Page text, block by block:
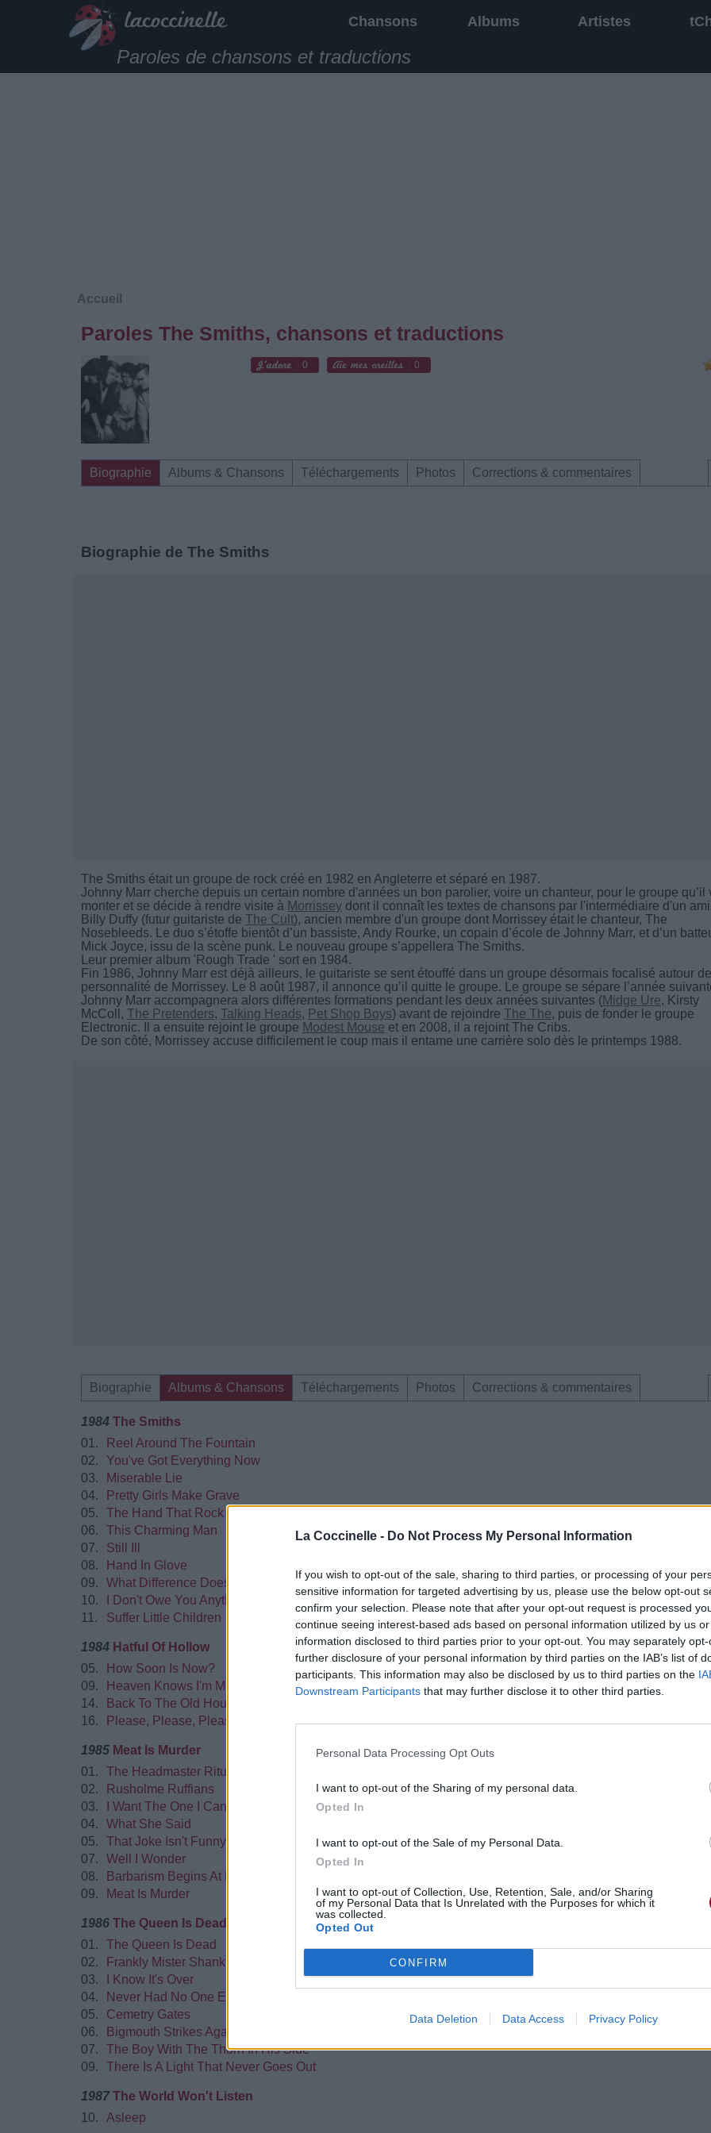
La Coccinelle - Do Not Process My Personal Information
If you wish to opt-out of the sale, sharing to third parties, or processing of your
sensitive information for targeted advertising by us, please use the below opt-out
confirm your selection. Please note that after your opt-out request is processed
continue seeing interest-based ads based on personal information utilized by us
information disclosed to third parties prior to your opt-out. You may separately
further disclosure of your personal information by third parties on the IAB’s list of
participants. This information may also be disclosed by us to third parties on the
Downstream Participants that may further disclose it to other third parties.
Personal Data Processing Opt Outs
I want to opt-out of the Sharing of my personal data.
Opted In
I want to opt-out of the Sale of my Personal Data.
Opted In
I want to opt-out of Collection, Use, Retention, Sale, and/or Sharing
of my Personal Data that Is Unrelated with the Purposes for which it
was collected.
Opted Out
CONFIRM
Data Deletion Data Access Privacy Policy
Chansons Albums Artistes
Paroles de chansons et traductions
Accueil
Paroles The Smiths, chansons et traductions
0 0
Biographie Albums & Chansons Téléchargements Photos Corrections & commentaires
Biographie de The Smiths
The Smiths était un groupe de rock créé en 1982 en Angleterre et séparé en 1987.
Johnny Marr cherche depuis un certain nombre d'années un bon parolier, voire un chanteur, pour le groupe qu’il
monter et se décide à rendre visite à Morrissey dont il connaît les textes de chansons par l'intermédiaire d'un
Billy Duffy (futur guitariste de The Cult), ancien membre d'un groupe dont Morrissey était le chanteur, The
Nosebleeds. Le duo s’étoffe bientôt d’un bassiste, Andy Rourke, un copain d’école de Johnny Marr, et d’un
Mick Joyce, issu de la scène punk. Le nouveau groupe s’appellera The Smiths.
Leur premier album 'Rough Trade ' sort en 1984.
Fin 1986, Johnny Marr est déjà ailleurs, le guitariste se sent étouffé dans un groupe désormais focalisé autour
personnalité de Morrissey. Le 8 août 1987, il annonce qu’il quitte le groupe. Le groupe se sépare l’année
Johnny Marr accompagnera alors différentes formations pendant les deux années suivantes (Midge Ure, Kirsty
McColl, The Pretenders, Talking Heads, Pet Shop Boys) avant de rejoindre The The, puis de fonder le groupe
Electronic. Il a ensuite rejoint le groupe Modest Mouse et en 2008, il a rejoint The Cribs.
De son côté, Morrissey accuse difficilement le coup mais il entame une carrière solo dès le printemps 1988.
Biographie Albums & Chansons Téléchargements Photos Corrections & commentaires
1984 The Smiths
01.
Reel Around The Fountain
02.
You've Got Everything Now
03.
Miserable Lie
04.
Pretty Girls Make Grave
05.
The Hand That Rock The Cradle
06.
This Charming Man
07.
Still Ill
08.
Hand In Glove
09.
What Difference Does It Make?
10.
I Don't Owe You Anything
11.
Suffer Little Children
1984 Hatful Of Hollow
05.
How Soon Is Now?
09.
Heaven Knows I'm Miserable Now
14.
Back To The Old House
16.
Please, Please, Please Let Me Get What I Want
1985 Meat Is Murder
01.
The Headmaster Ritual
02.
Rusholme Ruffians
03.
I Want The One I Can't Have
04.
What She Said
05.
That Joke Isn't Funny Anymore
07.
Well I Wonder
08.
Barbarism Begins At Home
09.
Meat Is Murder
1986 The Queen Is Dead
01.
The Queen Is Dead
02.
Frankly Mister Shankly
03.
I Know It's Over
04.
Never Had No One Ever
05.
Cemetry Gates
06.
Bigmouth Strikes Again
07.
The Boy With The Thorn In His Side
09.
There Is A Light That Never Goes Out
1987 The World Won't Listen
10.
Asleep